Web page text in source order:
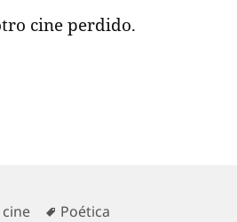
cine perdido.
Etiquetas
Poética